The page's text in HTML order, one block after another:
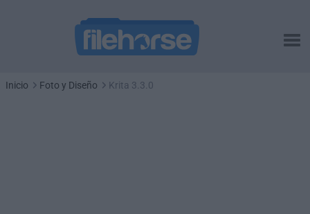
Inicio Foto y Diseño Krita 3.3.0